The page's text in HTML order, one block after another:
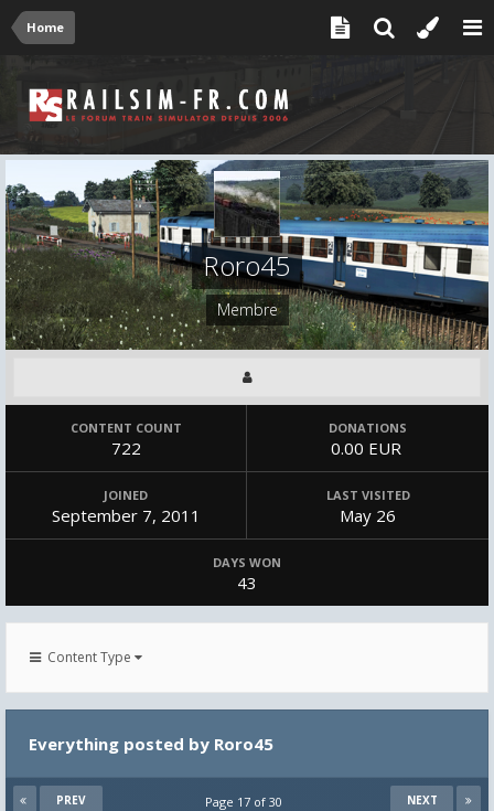
Home
Roro45
Membre
CONTENT COUNT
722
DONATIONS
0.00 EUR
JOINED
September 7, 2011
LAST VISITED
May 26
DAYS WON
43
Content Type
Everything posted by Roro45
PREV NEXT
Page 17 of 30